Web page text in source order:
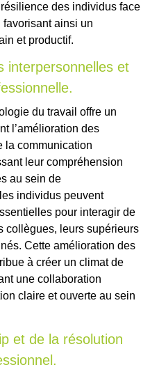
des individus face
ainsi un
et productif.
interpersonnelles et
du travail offre un
l’amélioration des
la communication
leur compréhension
au sein de
individus peuvent
pour interagir de
collègues, leurs supérieurs
Cette amélioration des
à créer un climat de
une collaboration
claire et ouverte au sein
et de la résolution